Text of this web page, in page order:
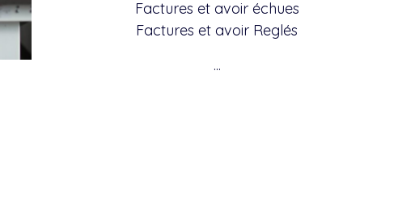
Factures et avoir échues
Factures et avoir Reglés
...